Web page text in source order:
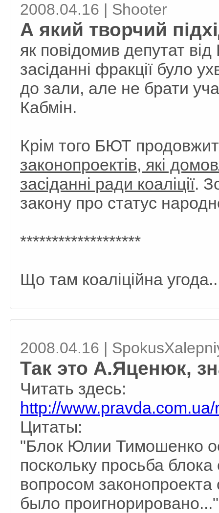
2008.04.16 | Shooter
А який творчий
як повідомив депутат
засіданні фракції було
до зали, але не брати
Кабмін.
Крім того БЮТ
законопроектів, які
засіданні ради коаліції.
закону про статус
*******************
Що там коаліційна
2008.04.16 |
Так это А.Яценюк,
Читать здесь:
http://
Цитаты:
"Блок Юлии Тимошенко
поскольку просьба
вопросом законопроекта
было проигнорировано..."